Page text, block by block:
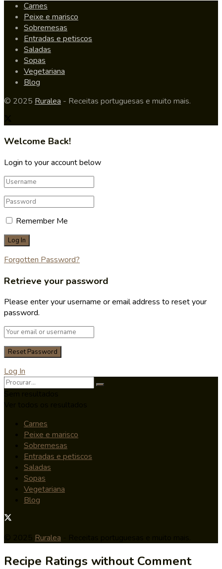
Carnes
Peixe e marisco
Sobremesas
Entradas e petiscos
Saladas
Sopas
Vegetariana
Blog
© 2025 Ruralea - Receitas portuguesas e muito mais.
Welcome Back!
Login to your account below
Remember Me
Forgotten Password?
Retrieve your password
Please enter your username or email address to reset your
password.
Log In
Carnes
Peixe e marisco
Sobremesas
Entradas e petiscos
Saladas
Sopas
Vegetariana
Blog
Ruralea
Recipe Ratings without Comment